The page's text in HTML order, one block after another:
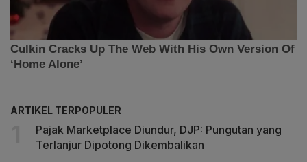
ARTIKEL TERPOPULER
Pajak Marketplace Diundur, DJP: Pungutan yang
Terlanjur Dipotong Dikembalikan